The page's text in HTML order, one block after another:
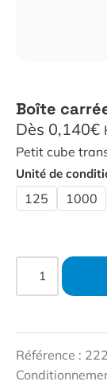
Boîte
Dès 0,140€
Petit cube
Unité de
125 1000
Référence : 222